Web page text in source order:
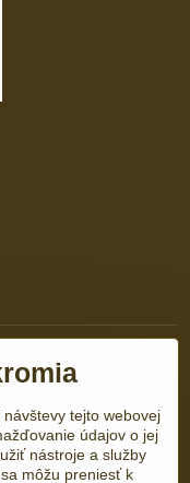
tejto webovej
údajov o jej
nástroje a služby
môžu preniesť k